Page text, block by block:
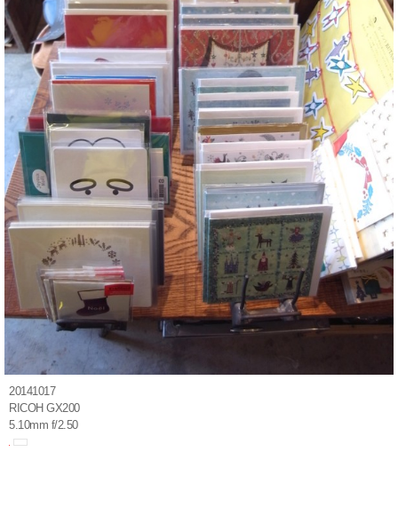
20141017
RICOH GX200
5.10mm f/2.50